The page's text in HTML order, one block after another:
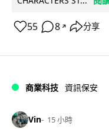
55 8 ↗ 分享
商業科技 資訊保安
Vin 15 小時